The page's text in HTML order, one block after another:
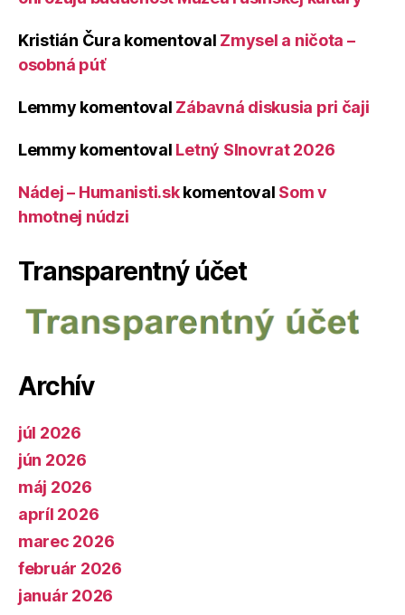
Kristián Čura komentoval Zmysel a ničota –
osobná púť
Lemmy komentoval Zábavná diskusia pri čaji
Lemmy komentoval Letný Slnovrat 2026
Nádej – Humanisti.skkomentoval Som v
hmotnej núdzi
Transparentný účet
Archív
júl 2026
jún 2026
máj 2026
apríl 2026
marec 2026
február 2026
január 2026